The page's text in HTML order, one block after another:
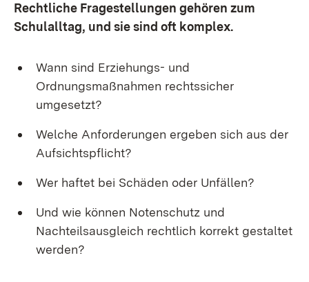
Rechtliche Fragestellungen gehören zum
Schulalltag, und sie sind oft komplex.
Wann sind Erziehungs- und
Ordnungsmaßnahmen rechtssicher
umgesetzt?
Welche Anforderungen ergeben sich aus der
Aufsichtspflicht?
Wer haftet bei Schäden oder Unfällen?
Und wie können Notenschutz und
Nachteilsausgleich rechtlich korrekt gestaltet
werden?